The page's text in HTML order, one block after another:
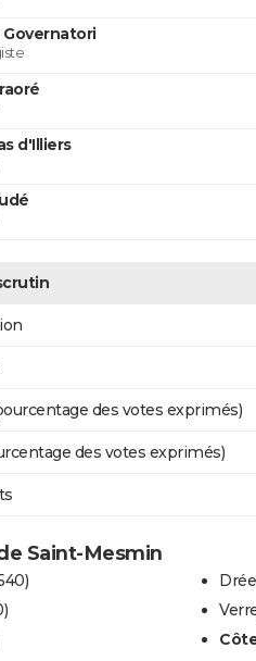
Governatori
d'Illiers
des votes exprimés)
des votes exprimés)
Saint-Mesmin